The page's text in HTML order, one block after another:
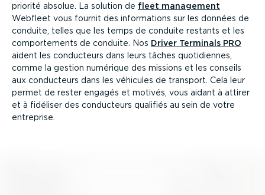
priorité absolue. La solution de fleet management
Webfleet vous fournit des infor­ma­tions sur les données de
conduite, telles que les temps de conduite restants et les
compor­te­ments de conduite. Nos Driver Terminals PRO
aident les conducteurs dans leurs tâches quoti­diennes,
comme la gestion numérique des missions et les conseils
aux conducteurs dans les véhicules de transport. Cela leur
permet de rester engagés et motivés, vous aidant à attirer
et à fidéliser des conducteurs qualifiés au sein de votre
entreprise.